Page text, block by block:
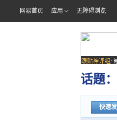
网易首页 应用 无障碍浏览
跟贴神评组:
话题：
快速